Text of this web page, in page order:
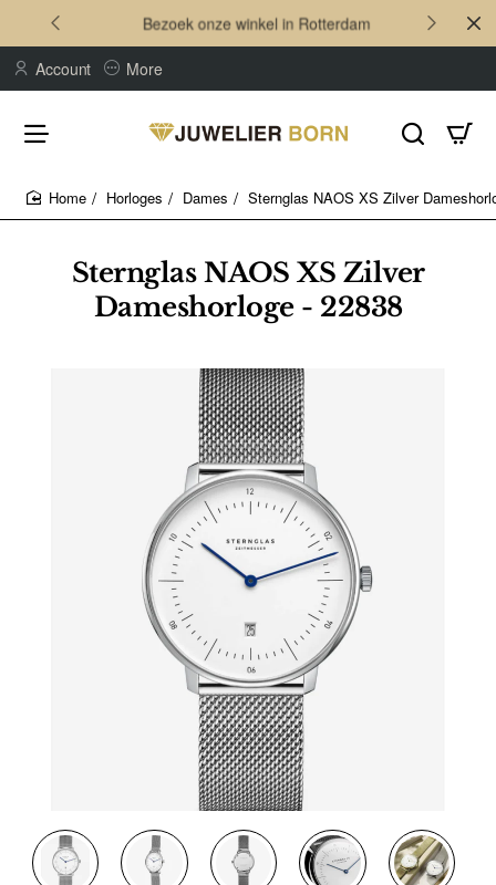
Bezoek onze winkel in Rotterdam
Account More
Sternglas NAOS XS Zilver
Dameshorloge - 22838
Horloges Dames Sternglas NAOS XS Zilver
Nieuw